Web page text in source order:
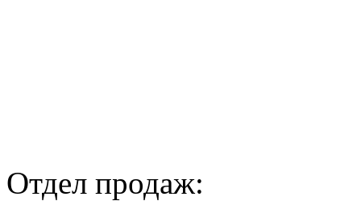
Отдел продаж: